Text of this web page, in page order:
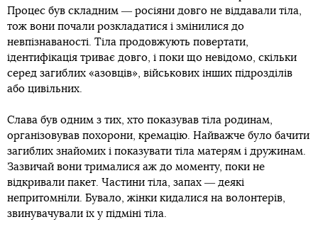
Процес був складним ― росіяни довго не віддавали тіла,
тож вони почали розкладатися і змінилися до
невпізнаваності. Тіла продовжують повертати,
ідентифікація триває довго, і поки що невідомо, скільки
серед загиблих «азовців», військових інших підрозділів
або цивільних.
Слава був одним з тих, хто показував тіла родинам,
організовував похорони, кремацію. Найважче було бачити
загиблих знайомих і показувати тіла матерям і дружинам.
Зазвичай вони трималися аж до моменту, поки не
відкривали пакет. Частини тіла, запах ― деякі
непритомніли. Бувало, жінки кидалися на волонтерів,
звинувачували їх у підміні тіла.